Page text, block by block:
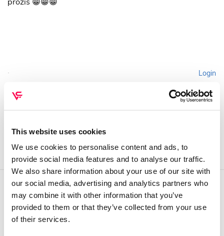
This website uses cookies
We use cookies to personalise content and ads, to
provide social media features and to analyse our traffic.
We also share information about your use of our site with
our social media, advertising and analytics partners who
may combine it with other information that you’ve
provided to them or that they’ve collected from your use
of their services.
Login
QUEM SOMOS
Sobre mim